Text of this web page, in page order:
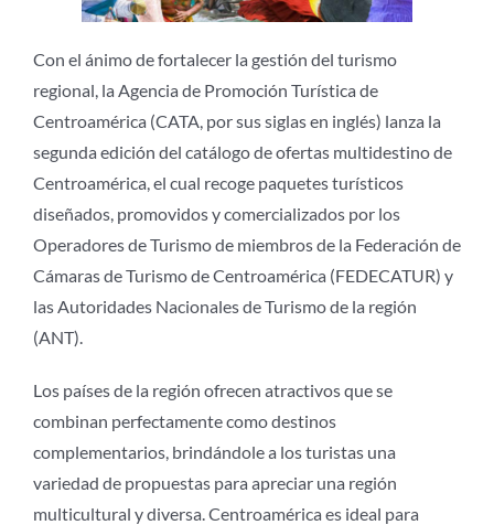
Con el ánimo de fortalecer la gestión del turismo
regional, la Agencia de Promoción Turística de
Centroamérica (CATA, por sus siglas en inglés) lanza la
segunda edición del catálogo de ofertas multidestino de
Centroamérica, el cual recoge paquetes turísticos
diseñados, promovidos y comercializados por los
Operadores de Turismo de miembros de la Federación de
Cámaras de Turismo de Centroamérica (FEDECATUR) y
las Autoridades Nacionales de Turismo de la región
(ANT).
Los países de la región ofrecen atractivos que se
combinan perfectamente como destinos
complementarios, brindándole a los turistas una
variedad de propuestas para apreciar una región
multicultural y diversa. Centroamérica es ideal para